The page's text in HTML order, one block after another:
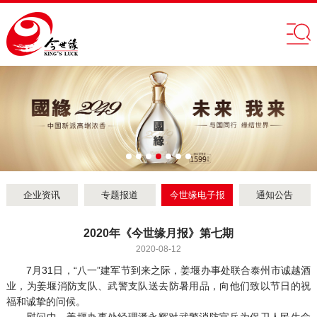
企业资讯 专题报道 今世缘电子报 通知公告
2020年《今世缘月报》第七期
2020-08-12
7月31日，“八一”建军节到来之际，姜堰办事处联合泰州市诚越酒
业，为姜堰消防支队、武警支队送去防暑用品，向他们致以节日的祝
福和诚挚的问候。